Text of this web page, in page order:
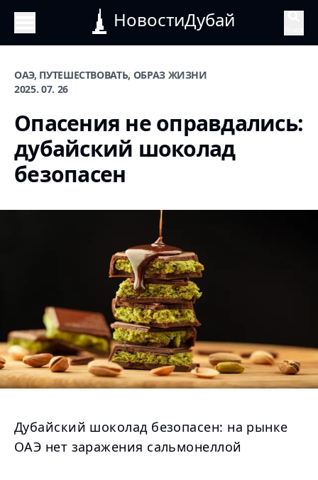
НовостиДубай
ОАЭ, ПУТЕШЕСТВОВАТЬ, ОБРАЗ ЖИЗНИ
2025. 07. 26
Опасения не оправдались:
дубайский шоколад
безопасен
Дубайский шоколад безопасен: на рынке
ОАЭ нет заражения сальмонеллой